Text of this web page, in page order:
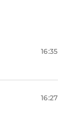
16:35
16:27